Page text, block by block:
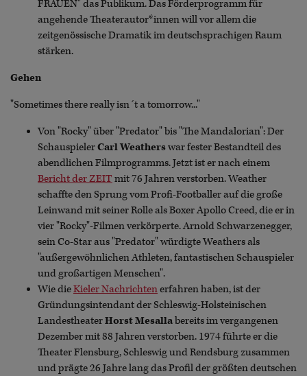
FRAUEN" das Publikum. Das Förderprogramm für
angehende Theaterautor*innen will vor allem die
zeitgenössische Dramatik im deutschsprachigen Raum
stärken.
Gehen
"Sometimes there really isn´t a tomorrow..."
Von "Rocky" über "Predator" bis "The Mandalorian": Der
SchauspielerCarl Weatherswar fester Bestandteil des
abendlichen Filmprogramms. Jetzt ist er nach einem
Bericht der ZEIT mit 76 Jahren verstorben. Weather
schaffte den Sprung vom Profi-Footballer auf die große
Leinwand mit seiner Rolle als Boxer Apollo Creed, die er in
vier "Rocky"-Filmen verkörperte. Arnold Schwarzenegger,
sein Co-Star aus "Predator" würdigte Weathers als
"außergewöhnlichen Athleten, fantastischen Schauspieler
und großartigen Menschen".
Wie dieKieler Nachrichtenerfahren haben, ist der
Gründungsintendant der Schleswig-Holsteinischen
LandestheaterHorst Mesallabereits im vergangenen
Dezember mit 88 Jahren verstorben. 1974 führte er die
Theater Flensburg, Schleswig und Rendsburg zusammen
und prägte 26 Jahre lang das Profil der größten deutschen